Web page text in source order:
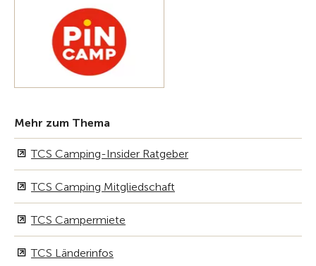
Mehr zum Thema
TCS Camping-Insider Ratgeber
TCS Camping Mitgliedschaft
TCS Campermiete
TCS Länderinfos